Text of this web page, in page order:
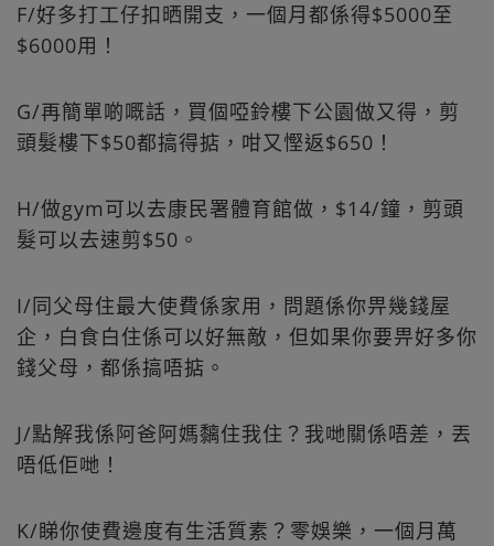
F/好多打工仔扣晒開支，一個月都係得$5000至
$6000用！
G/再簡單啲嘅話，買個啞鈴樓下公園做又得，剪
頭髮樓下$50都搞得掂，咁又慳返$650！
H/做gym可以去康民署體育館做，$14/鐘，剪頭
髮可以去速剪$50。
I/同父母住最大使費係家用，問題係你畀幾錢屋
企，白食白住係可以好無敵，但如果你要畀好多你
錢父母，都係搞唔掂。
J/點解我係阿爸阿媽黐住我住？我哋關係唔差，丟
唔低佢哋！
K/睇你使費邊度有生活質素？零娛樂，一個月萬